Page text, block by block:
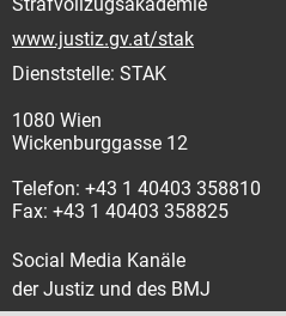
Strafvollzugsakademie
www.justiz.gv.at/stak
Dienststelle: STAK
1080 Wien
Wickenburggasse 12
Telefon: +43 1 40403 358810
Fax: +43 1 40403 358825
Social Media Kanäle
der Justiz und des BMJ